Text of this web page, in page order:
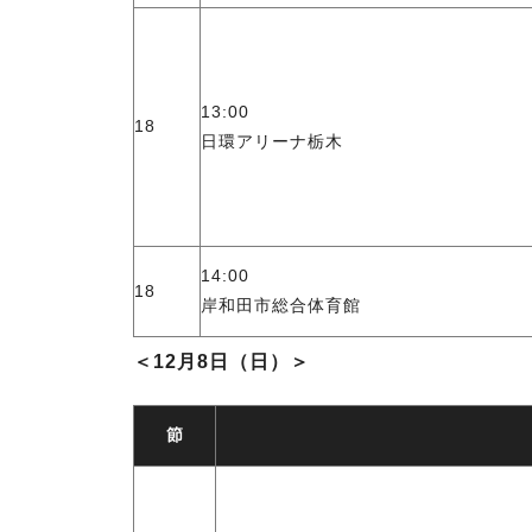
18
13:00
日環アリーナ栃木
18
14:00
岸和田市総合体育館
＜12月8日（日）＞
節